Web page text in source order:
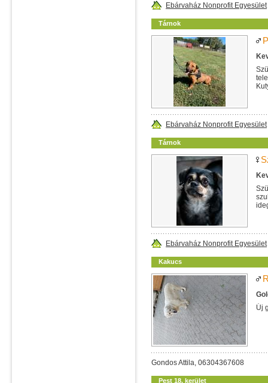
Ebárvaház Nonprofit Egyesület
Tárnok
Ebárvaház Nonprofit Egyesület
Tárnok
Ebárvaház Nonprofit Egyesület
Kakucs
Új
Gondos Attila, 06304367608
Pest 18. kerület